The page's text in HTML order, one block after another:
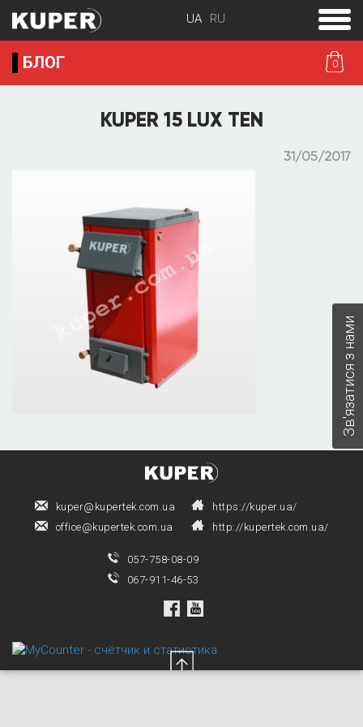
0
toggle
menu
БЛОГ
KUPER 15 LUX TEN
31/05/2017
kuper@kupertek.com.ua
office@kupertek.com.ua
https://kuper.ua/
http://kupertek.com.ua/
057-758-08-09
067-911-46-53
Зв'язатися з нами